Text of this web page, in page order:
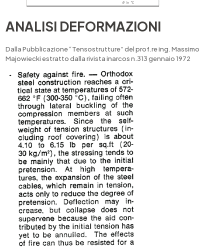
ANALISI DEFORMAZIONI
Dalla Pubblicazione “Tensostrutture” del prof.re ing. Massimo
Majowiecki estratto dalla rivista inarcos n.313 gennaio 1972